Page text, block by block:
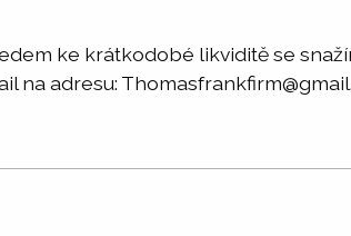
ke krátkodobé likviditě se
na adresu: